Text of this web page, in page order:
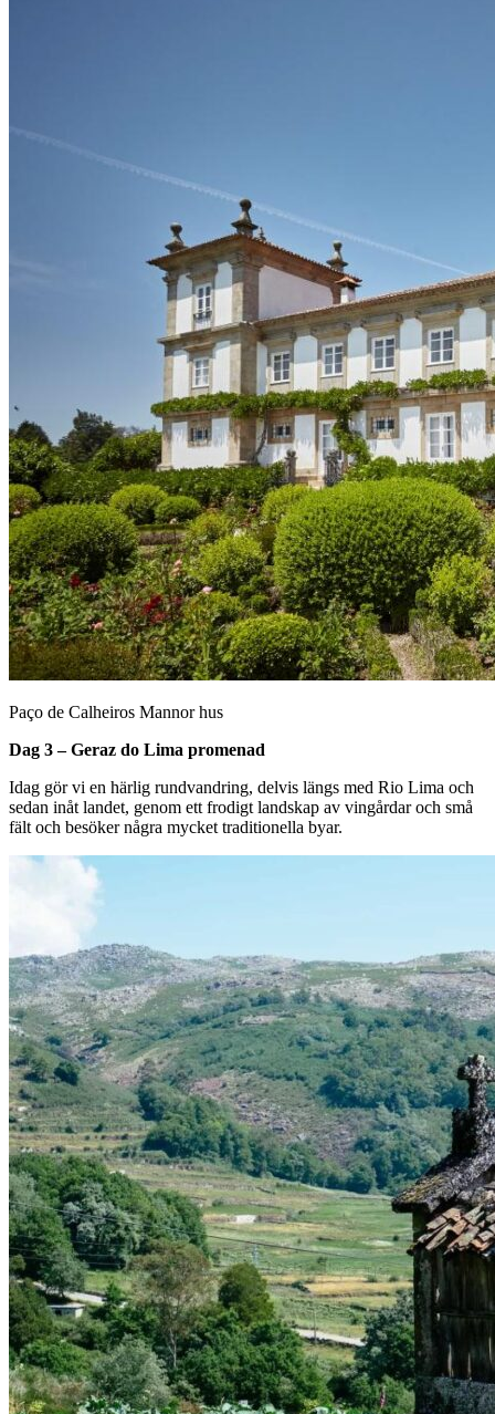
Paço de Calheiros Mannor hus
Dag 3 – Geraz do Lima promenad
Idag gör vi en härlig rundvandring, delvis längs med Rio Lima och
sedan inåt landet, genom ett frodigt landskap av vingårdar och små
fält och besöker några mycket traditionella byar.